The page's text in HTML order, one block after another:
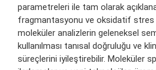
parametreleri ile tam olarak
fragmantasyonu ve oksidatif stres
moleküler analizlerin geleneksel
kullanılması tanısal doğruluğu ve
süreçlerini iyileştirebilir. Moleküler